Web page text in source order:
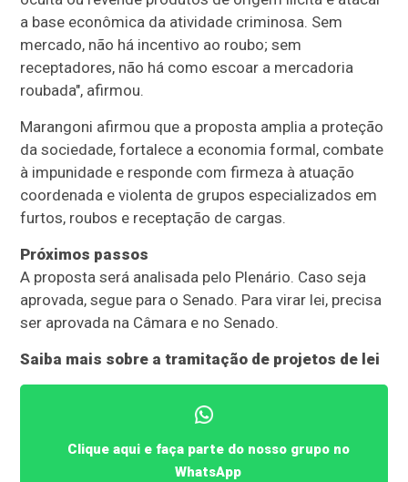
a base econômica da atividade criminosa. Sem
mercado, não há incentivo ao roubo; sem
receptadores, não há como escoar a mercadoria
roubada", afirmou.
Marangoni afirmou que a proposta amplia a proteção
da sociedade, fortalece a economia formal, combate
à impunidade e responde com firmeza à atuação
coordenada e violenta de grupos especializados em
furtos, roubos e receptação de cargas.
Próximos passos
A proposta será analisada pelo Plenário. Caso seja
aprovada, segue para o Senado. Para virar lei, precisa
ser aprovada na Câmara e no Senado.
Saiba mais sobre a tramitação de projetos de lei
Clique aqui e faça parte do nosso grupo no
WhatsApp